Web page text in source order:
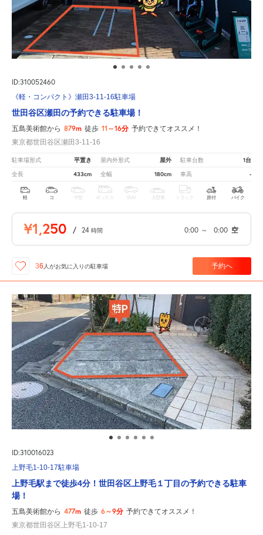
ID:310052460
《軽・コンパクト》瀬田3-11-16駐車場
世田谷区瀬田の予約できる駐車場！
五島美術館から 879m 徒歩 11～16分 予約できてオススメ！
東京都世田谷区瀬田3-11-16
駐車場形式 平置き 屋内外形式 屋外 駐車台数 1台
全長 433cm 全幅 180cm 車高 -
軽 コ 中型 ボックス SUV 大型車 トラック 原付 バイク
¥1,250 / 24 時間 0:00 ～ 0:00 空
36 人がお気に入りの駐車場 予約へ
ID:310016023
上野毛1-10-17駐車場
上野毛駅まで徒歩4分！世田谷区上野毛１丁目の予約できる駐車
場！
五島美術館から 477m 徒歩 6～9分 予約できてオススメ！
東京都世田谷区上野毛1-10-17